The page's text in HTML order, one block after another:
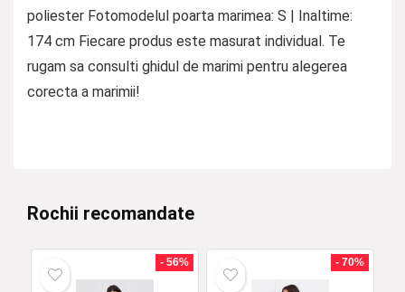
poliester Fotomodelul poarta marimea: S | Inaltime:
174 cm Fiecare produs este masurat individual. Te
rugam sa consulti ghidul de marimi pentru alegerea
corecta a marimii!
Rochii recomandate
- 56% - 70%